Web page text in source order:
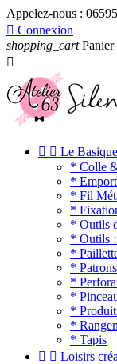
Appelez-nous :
 Connexion
shopping_cart Panier

  Le Basique
* Colle
*
* Fil
*
* Outils
* Outils :
*
* Patrons
*
*
*
*
* Tapis
  Loisirs